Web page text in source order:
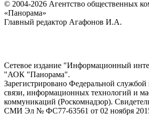
© 2004-2026 Агентство общественных
«Панорама»
Главный редактор Агафонов И.А.
Сетевое издание "Информационный
"АОК "Панорама".
Зарегистрировано Федеральной службой
связи, информационных технологий и
коммуникаций (Роскомнадзор).
СМИ Эл № ФС77-63561 от 02 ноября